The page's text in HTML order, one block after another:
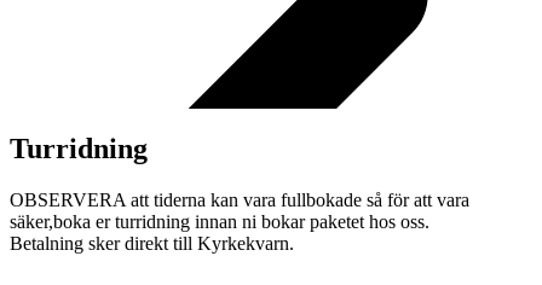
Turridning
OBSERVERA att tiderna kan vara fullbokade så för att vara
säker,boka er turridning innan ni bokar paketet hos oss.
Betalning sker direkt till Kyrkekvarn.